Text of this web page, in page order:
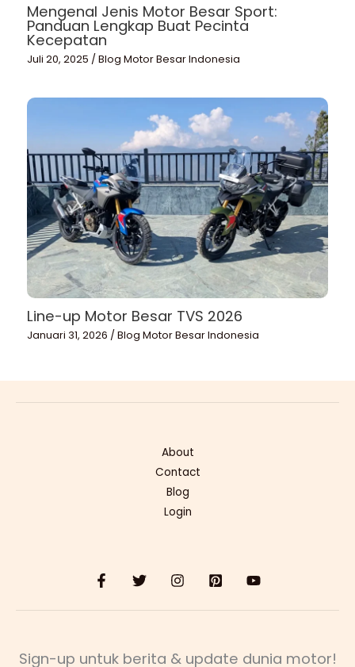
Mengenal Jenis Motor Besar Sport:
Panduan Lengkap Buat Pecinta
Kecepatan
Juli 20, 2025 /Blog Motor Besar Indonesia
Line-up Motor Besar TVS 2026
Januari 31, 2026 /Blog Motor Besar Indonesia
About
Contact
Blog
Login
Sign-up untuk berita & update dunia motor!